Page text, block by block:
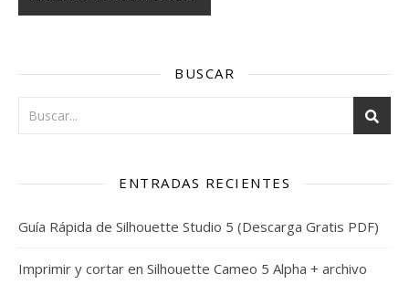
BUSCAR
ENTRADAS RECIENTES
Guía Rápida de Silhouette Studio 5 (Descarga Gratis PDF)
Imprimir y cortar en Silhouette Cameo 5 Alpha + archivo